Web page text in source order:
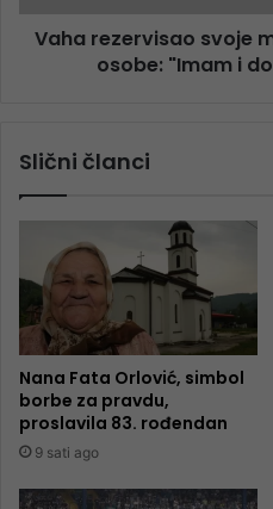
Vaha rezervisao svoje
osobe: "Imam i
Slični članci
Nana Fata Orlović, simbol
borbe za pravdu,
proslavila 83. rođendan
9 sati ago